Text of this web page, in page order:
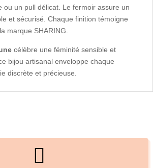
ou un pull délicat. Le fermoir assure un
et sécurisé. Chaque finition témoigne
marque SHARING.
célèbre une féminité sensible et
bijou artisanal enveloppe chaque
discrète et précieuse.
